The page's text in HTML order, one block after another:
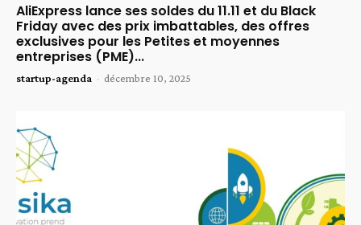
AliExpress lance ses soldes du 11.11 et du Black
Friday avec des prix imbattables, des offres
exclusives pour les Petites et moyennes
entreprises (PME)...
startup-agenda - décembre 10, 2025